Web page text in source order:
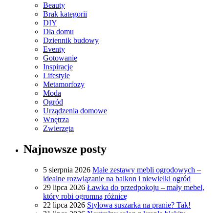
Beauty
Brak kategorii
DIY
Dla domu
Dziennik budowy
Eventy
Gotowanie
Inspiracje
Lifestyle
Metamorfozy
Moda
Ogród
Urządzenia domowe
Wnętrza
Zwierzęta
Najnowsze posty
5 sierpnia 2026 Małe zestawy mebli ogrodowych –
idealne rozwiązanie na balkon i niewielki ogród
29 lipca 2026 Ławka do przedpokoju – mały mebel,
który robi ogromną różnicę
22 lipca 2026 Stylowa suszarka na pranie? Tak!